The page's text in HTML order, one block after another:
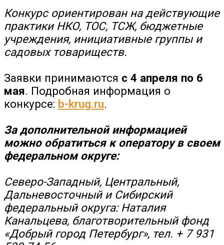
Конкурс ориентирован на действующие
практики НКО, ТОС, ТСЖ, бюджетные
учреждения, инициативные группы и
садовых товариществ.
Заявки принимаются с 4 апреля по 6
мая. Подробная информация о
конкурсе: b-krug.ru.
За дополнительной информацией
можно обратиться к оператору в своем
федеральном округе:
Северо-Западный, Центральный,
Дальневосточный и Сибирский
федеральный округа: Наталия
Канальцева, благотворительный фонд
«Добрый город Петербург», тел. + 7 931